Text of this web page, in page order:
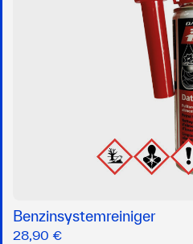
Benzinsystemreiniger
28,90 €